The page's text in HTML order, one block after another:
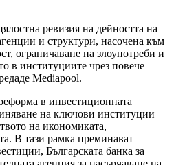
ревизия на дейността на
и структури, насочена към
ограничаване на злоупотреби и
в институциите чрез повече
Mediapool.
в инвестиционната
на ключови институции
на икономиката,
В тази рамка преминават
Българската банка за